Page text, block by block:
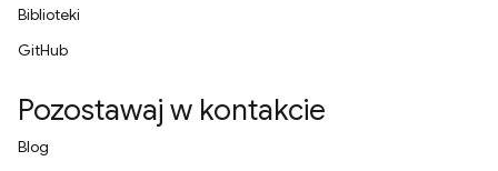
Biblioteki
GitHub
Pozostawaj w kontakcie
Blog